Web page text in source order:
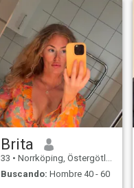
Brita
33 • Norrköping, Östergötland, Suecia
Buscando: Hombre 40 - 60